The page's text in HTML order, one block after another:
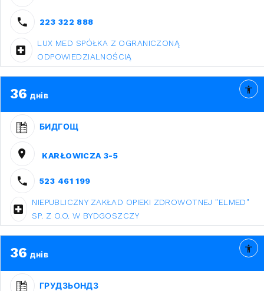
223 322 888
LUX MED SPÓŁKA Z OGRANICZONĄ
ODPOWIEDZIALNOŚCIĄ
36 днів
БИДГОЩ
KARŁOWICZA 3-5
523 461 199
NIEPUBLICZNY ZAKŁAD OPIEKI ZDROWOTNEJ "ELMED"
SP. Z O.O. W BYDGOSZCZY
36 днів
ГРУДЗЬОНДЗ